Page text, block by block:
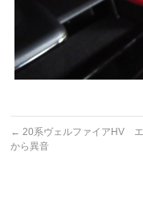
← 20系ヴェルファイアHV
から異音